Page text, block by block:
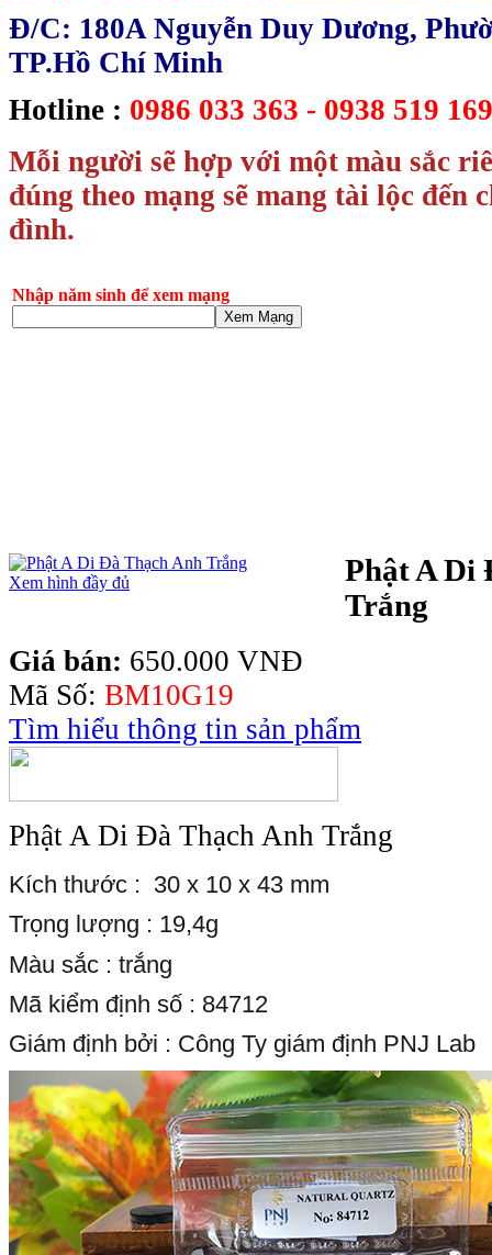
Đ/C: 180A Nguyễn Duy Dương,
TP.Hồ Chí Minh
Hotline : 0986 033 363 - 0938 519
Mỗi người sẽ hợp với một màu sắc
đúng theo mạng sẽ mang tài lộc đến
đình.
Nhập năm sinh để xem mạng
Xem Mạng
Xem hình đầy đủ
Phật A Di
Trắng
Giá bán: 650.000 VNĐ
Mã Số: BM10G19
Tìm hiểu thông tin sản phẩm
Phật A Di Đà Thạch Anh Trắng
Kích thước : 30 x 10 x 43 mm
Trọng lượng : 19,4g
Màu sắc : trắng
Mã kiểm định số : 84712
Giám định bởi : Công Ty giám định PNJ Lab